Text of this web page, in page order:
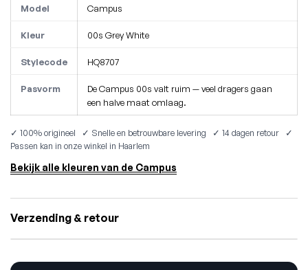
Model Campus
Kleur 00s Grey White
Stylecode HQ8707
Pasvorm
De Campus 00s valt ruim — veel dragers gaan
een halve maat omlaag.
✓ 100% origineel ✓ Snelle en betrouwbare levering ✓ 14 dagen retour ✓
Passen kan in onze winkel in Haarlem
Bekijk alle kleuren van de Campus
Verzending & retour